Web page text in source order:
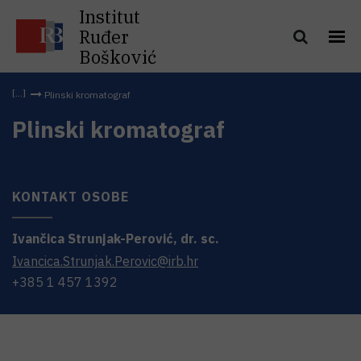
Institut
Ruđer
Bošković
Plinski kromatograf
Plinski kromatograf
KONTAKT OSOBE
Ivančica Strunjak-Perović, dr. sc.
Ivancica.Strunjak.Perovic@irb.hr
+385 1 457 1392